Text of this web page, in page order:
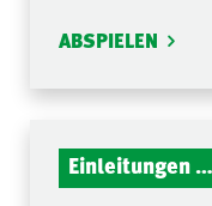
ABSPIELEN
Einleitungen Gottesdienst